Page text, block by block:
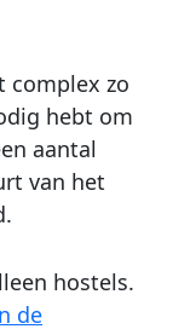
complex zo
hebt om
aantal
van het
hostels.
de